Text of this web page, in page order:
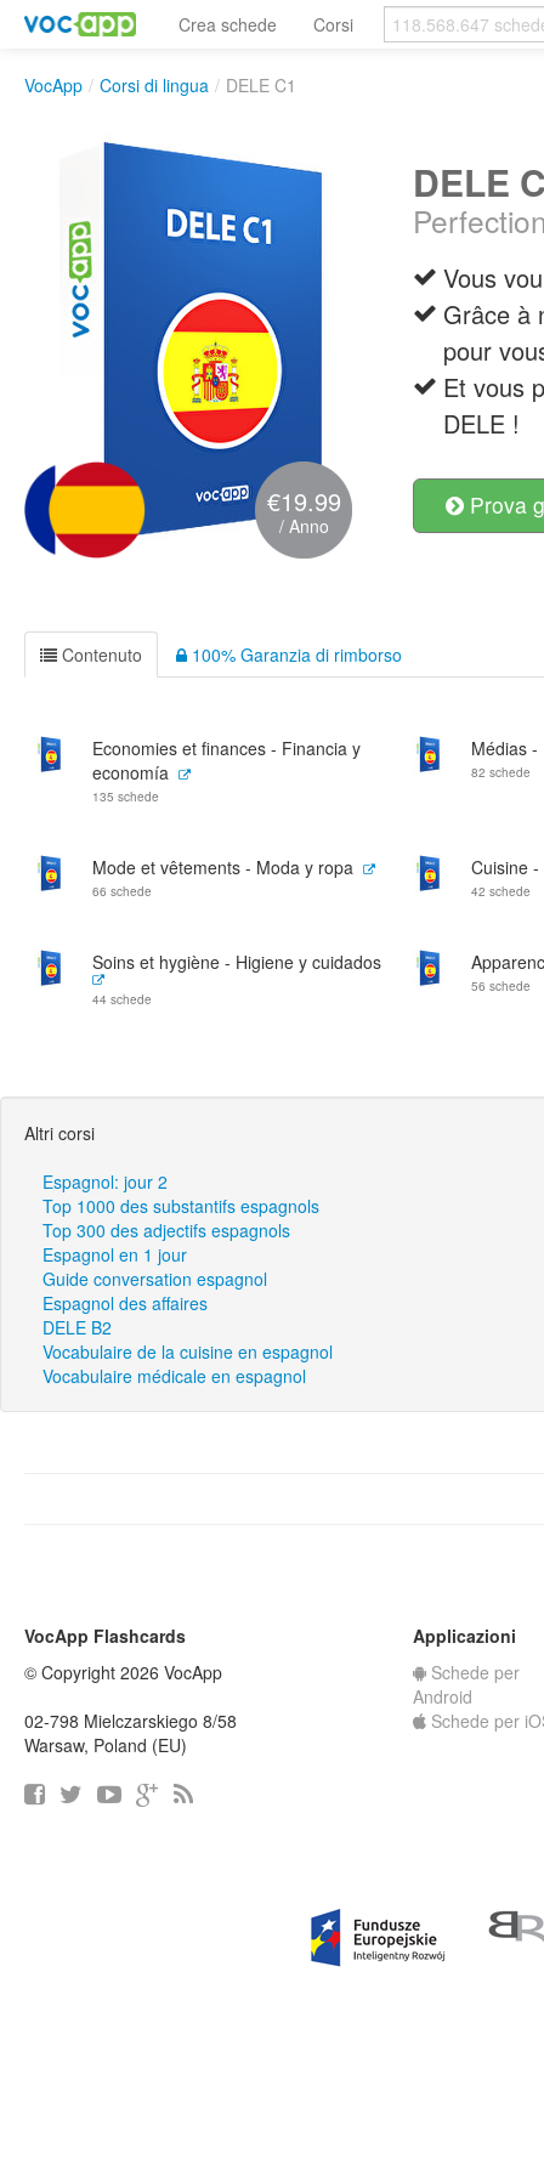
Crea schede Corsi
VocApp / Corsi di lingua / DELE C1
€19.99
/ Anno
DELE
Vous
Grâce à
pour
Et vous
DELE !
Prova
Contenuto 100% Garanzia di rimborso
Economies et finances - Financia y
economía
135 schede
Médias -
82 schede
Mode et vêtements - Moda y ropa
66 schede
Cuisine
42 schede
Soins et hygiène - Higiene y cuidados
44 schede
56 schede
Altri corsi
Espagnol: jour 2
Top 1000 des substantifs espagnols
Top 300 des adjectifs espagnols
Espagnol en 1 jour
Guide conversation espagnol
Espagnol des affaires
DELE B2
Vocabulaire de la cuisine en espagnol
Vocabulaire médicale en espagnol
VocApp Flashcards
© Copyright 2026 VocApp
02-798 Mielczarskiego 8/58
Warsaw, Poland (EU)
Applicazioni
Schede per
Android
Schede per